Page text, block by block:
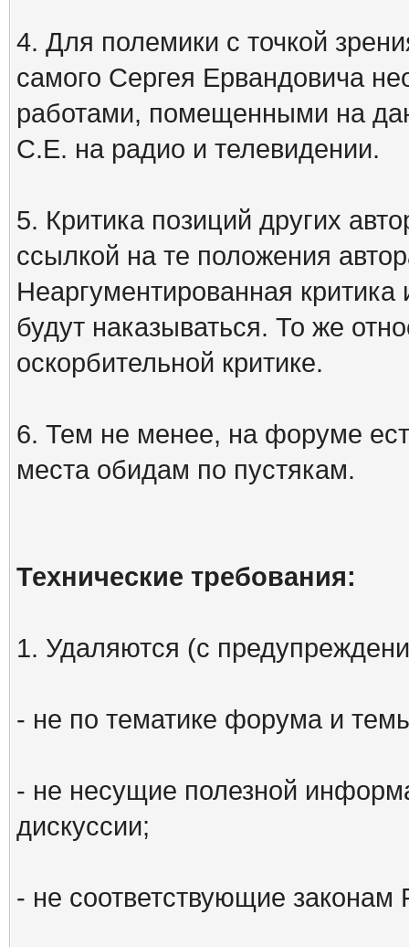
4. Для полемики с точкой
самого Сергея Ервандовича
работами, помещенными на
С.Е. на радио и телевидении.
5. Критика позиций других
ссылкой на те положения
Неаргументированная
будут наказываться. То же
оскорбительной критике.
6. Тем не менее, на форуме
места обидам по пустякам.
Технические требования:
1. Удаляются (с
- не по тематике форума и
- не несущие полезной
дискуссии;
- не соответствующие законам